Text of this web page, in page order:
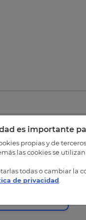
es importante
propias y de
las cookies se
todas o cambiar la
de privacidad